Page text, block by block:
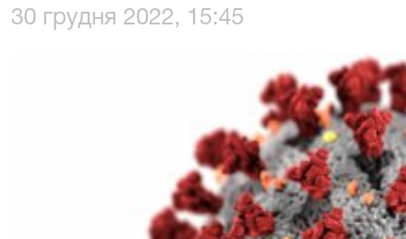
30 грудня 2022, 15:45